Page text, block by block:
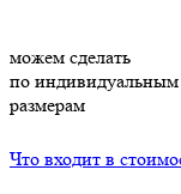
можем сделать
по индивидуальным
размерам
Что входит в